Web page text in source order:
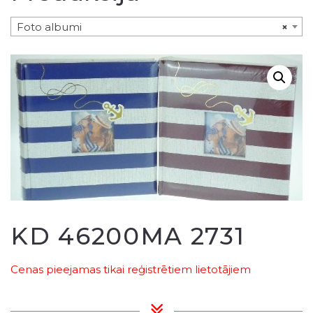
×
Foto albumi
KD 46200MA 2731
Cenas pieejamas tikai reģistrētiem lietotājiem